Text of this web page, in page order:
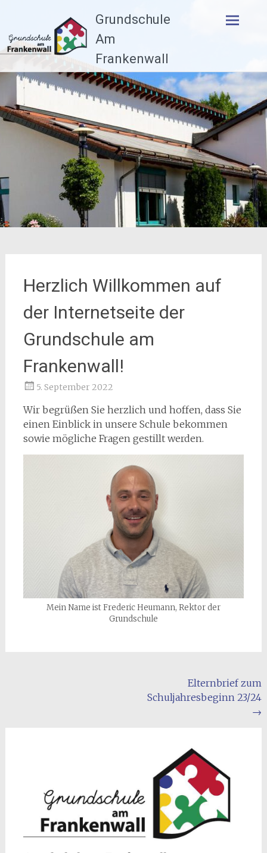
springen
Grundschule
Am
Frankenwall
Herzlich Willkommen auf
der Internetseite der
Grundschule am
Frankenwall!
5. September 2022
Wir begrüßen Sie herzlich und hoffen, dass Sie
einen Einblick in unsere Schule bekommen
sowie mögliche Fragen gestillt werden.
Mein Name ist Frederic Heumann, Rektor der
Grundschule
Elternbrief zum
Schuljahresbeginn 23/24
→